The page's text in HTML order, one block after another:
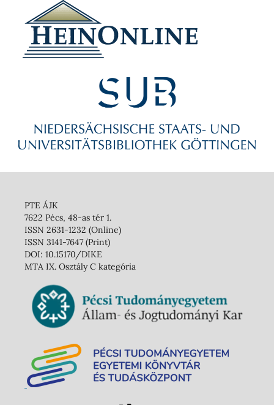
PTE ÁJK
7622 Pécs, 48-as tér 1.
ISSN 2631-1232 (Online)
ISSN 3141-7647 (Print)
DOI: 10.15170/DIKE
MTA IX. Osztály C kategória